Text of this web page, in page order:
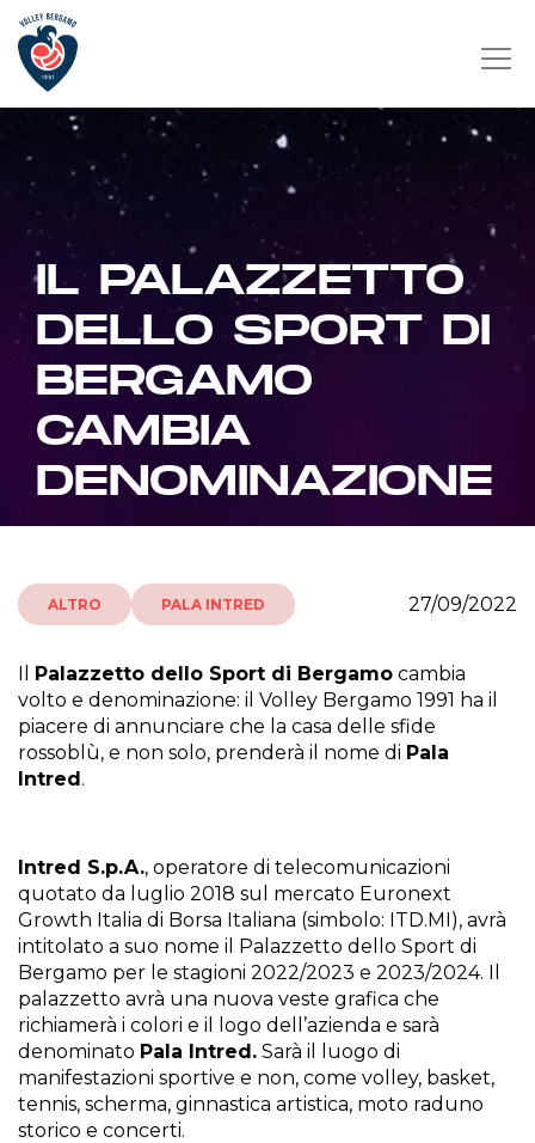
IL PALAZZETTO
DELLO SPORT DI
BERGAMO
CAMBIA
DENOMINAZIONE
ALTRO PALA INTRED 27/09/2022
Il Palazzetto dello Sport di Bergamo cambia
volto e denominazione: il Volley Bergamo 1991 ha il
piacere di annunciare che la casa delle sfide
rossoblù, e non solo, prenderà il nome di Pala
Intred.
Intred S.p.A., operatore di telecomunicazioni
quotato da luglio 2018 sul mercato Euronext
Growth Italia di Borsa Italiana (simbolo: ITD.MI), avrà
intitolato a suo nome il Palazzetto dello Sport di
Bergamo per le stagioni 2022/2023 e 2023/2024. Il
palazzetto avrà una nuova veste grafica che
richiamerà i colori e il logo dell’azienda e sarà
denominato Pala Intred. Sarà il luogo di
manifestazioni sportive e non, come volley, basket,
tennis, scherma, ginnastica artistica, moto raduno
storico e concerti.